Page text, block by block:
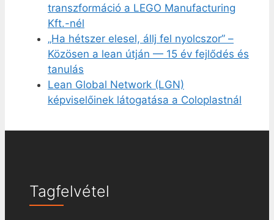
transzformáció a LEGO Manufacturing
Kft.-nél
„Ha hétszer elesel, állj fel nyolcszor” –
Közösen a lean útján — 15 év fejlődés és
tanulás
Lean Global Network (LGN)
képviselőinek látogatása a Coloplastnál
Tagfelvétel